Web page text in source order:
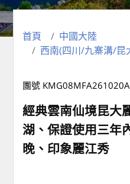
首頁
中國大陸
西南(四川/九寨溝/昆
團號 KMG08MFA261020A
經典雲南仙境昆大
湖、保證使用三年
晚、印象麗江秀